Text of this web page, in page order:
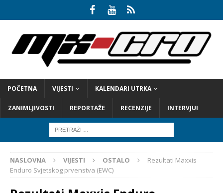
POČETNA VIJESTI KALENDARI UTRKA
ZANIMLJIVOSTI REPORTAŽE RECENZIJE INTERVJUI
NASLOVNA VIJESTI OSTALO
Rezultati Maxxis
Enduro Svjetskog prvenstva (EWC)